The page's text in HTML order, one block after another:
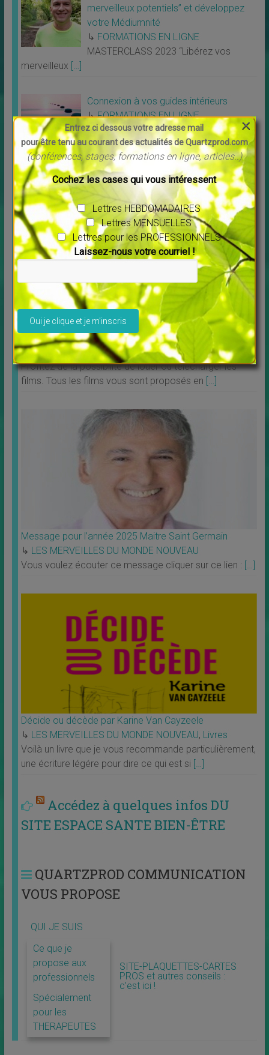
merveilleux potentiels” et développez
votre Médiumnité
↳ FORMATIONS EN LIGNE
MASTERCLASS 2023 “Libérez vos
merveilleux […]
Connexion à vos guides intérieurs
↳FORMATIONS EN LIGNE
Nouvel atelier animé par Pierre Lessard
Connexion à[…]
Un peu de POSITIF
Découvrez Debowska Productions
↳LES MERVEILLES DU MONDE NOUVEAU
Livres
Profitez de la possibilité de louer ou télécharger les
films. Tous les films vous sont proposés en […]
Message pour l’année 2025 Maitre Saint Germain
↳ LES MERVEILLES DU MONDE NOUVEAU
Vous voulez écouter ce message cliquer sur ce lien : […]
Décide ou décède par Karine Van Cayzeele
↳ LES MERVEILLES DU MONDE NOUVEAU, Livres
Voilà un livre que je vous recommande particulièrement,
une écriture légére pour dire ce qui est si […]
Accédez à quelques infos DU
SITE ESPACE SANTE BIEN-ÊTRE
QUARTZPROD COMMUNICATION
VOUS PROPOSE
QUI JE SUIS
Ce que je
propose aux
professionnels
Spécialement
pour les
THERAPEUTES
SITE-PLAQUETTES-CARTES
PROS et autres conseils :
c’est ici !
Entrez ci dessous votre adresse mail
pour être tenu au courant des actualités de Quartzprod.com
(conférences, stages, formations en ligne, articles..)
Cochez les cases qui vous intéressent
Lettres HEBDOMADAIRES
Lettres MENSUELLES
Lettres pour les PROFESSIONNELS
Laissez-nous votre courriel !
Veuillez laisser ce champ vide.
×